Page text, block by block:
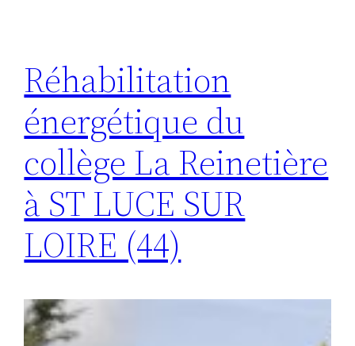
Réhabilitation
énergétique du
collège La Reinetière
à ST LUCE SUR
LOIRE (44)